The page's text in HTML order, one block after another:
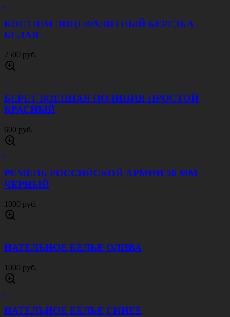
1000 руб.
ТЕРМОБЕЛЬЁ ВКПО ДЛИННОЕ ХАКИ
1200 руб.
РЕМЕНЬ ОДНОШПЕНЬКОВЫЙ КОЖАНЫЙ
35 ММ ЧЕРНЫЙ
500 руб.
РЕМЕНЬ ОДНОШПЕНЬКОВЫЙ 35 ММ
ЧЕРНЫЙ
450 руб.
БЕЙСБОЛКА АРМИЯ РОССИИ БЕЛАЯ
500 руб.